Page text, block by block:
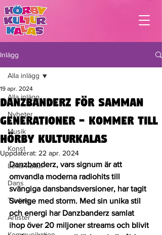
Inlägg
Alla inlägg
Nyheter
Musik
Konst
Lokal kultur
Dans
Tävling
Artister
Alla inlägg
DANZBANDERZ FÖR SAMMAN
GENERATIONER - KOMMER TILL
HÖRBY KULTURKALAS
19 apr. 2024
Uppdaterat: 22 apr. 2024
Danzbanderz, vars signum är att
omvandla moderna radiohits till
svängiga dansbandsversioner, har tagit
Sverige med storm. Med sin unika stil
och energi har Danzbanderz samlat
ihop över 20 miljoner streams och blivit